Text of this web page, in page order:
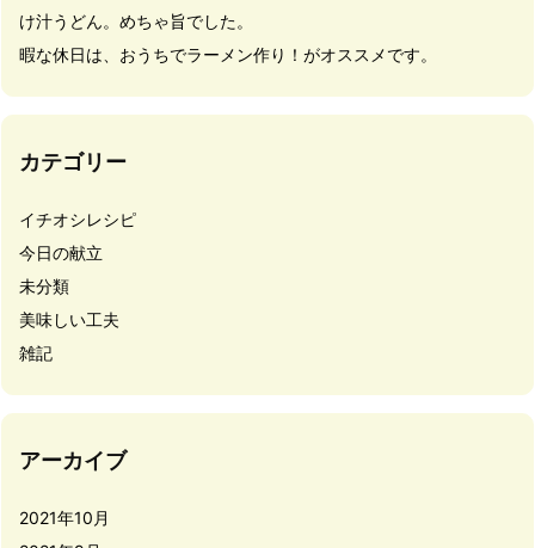
け汁うどん。めちゃ旨でした。
暇な休日は、おうちでラーメン作り！がオススメです。
カテゴリー
イチオシレシピ
今日の献立
未分類
美味しい工夫
雑記
アーカイブ
2021年10月